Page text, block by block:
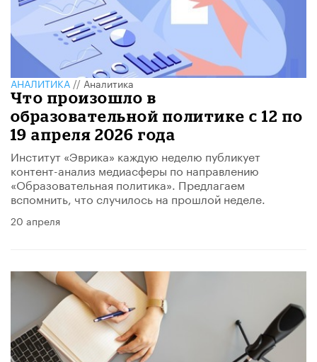
АНАЛИТИКА// Аналитика
Что произошло в
образовательной политике с 12 по
19 апреля 2026 года
Институт «Эврика» каждую неделю публикует
контент-анализ медиасферы по направлению
«Образовательная политика». Предлагаем
вспомнить, что случилось на прошлой неделе.
20 апреля